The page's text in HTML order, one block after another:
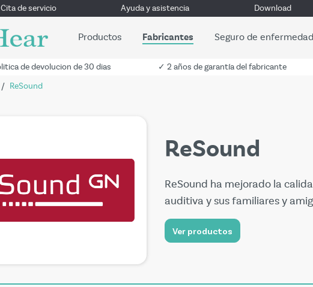
Cita de servicio Ayuda y asistencia Download
Productos Fabricantes Seguro de enfermedad
de devolucion de 30 dias ✓ 2 años de garantía del fabricante
/ ReSound
ReSound
ReSound ha mejorado la
auditiva y sus familiares y
Ver productos